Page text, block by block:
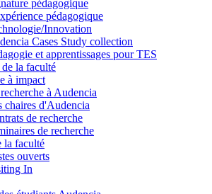
pédagogique
pédagogique
Innovation
Cases Study collection
et apprentissages pour TES
la faculté
à impact
à Audencia
chaires d'Audencia
de recherche
de recherche
la faculté
ouverts
In